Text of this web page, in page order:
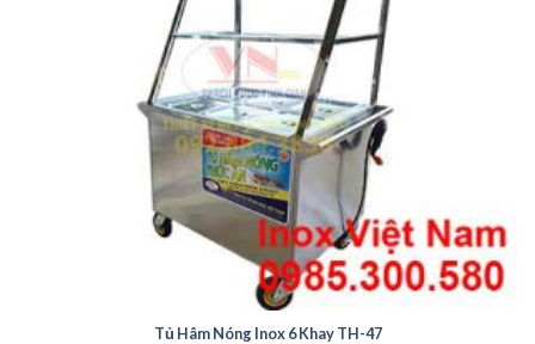
Tủ Hâm Nóng Inox 6 Khay TH-47